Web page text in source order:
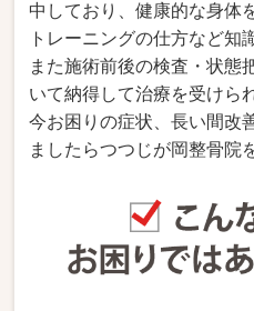
中しており、健康的な身体
トレーニングの仕方など知
また施術前後の検査・状態
いて納得して治療を受けら
今お困りの症状、長い間改
ましたらつつじが岡整骨院